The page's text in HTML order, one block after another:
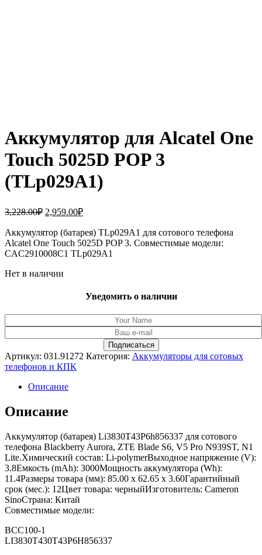
Аккумулятор для Alcatel One
Touch 5025D POP 3
(TLp029A1)
3,228.00₽ Первоначальная
составляла
3,228.00₽.
2,959.00₽Текущая
2,959.00₽.
Аккумулятор (батарея) TLp029A1 для сотового телефона
Alcatel One Touch 5025D POP 3. Совместимые модели:
CAC2910008C1 TLp029A1
Нет в наличии
Уведомить о наличии
Артикул: 031.91272 Категория: Аккумуляторы для сотовых
телефонов и КПК
Описание
Описание
Аккумулятор (батарея) Li3830T43P6h856337 для сотового
телефона Blackberry Aurora, ZTE Blade S6, V5 Pro N939ST, N1
Lite.Химический состав: Li-polymerВыходное напряжение (V):
3.8Емкость (mAh): 3000Мощность аккумулятора (Wh):
11.4Размеры товара (мм): 85.00 x 62.65 x 3.60Гарантийный
срок (мес.): 12Цвет товара: черныйИзготовитель: Cameron
SinoСтрана: Китай
Совместимые модели:
BCC100-1
LI3830T430T43P6H856337